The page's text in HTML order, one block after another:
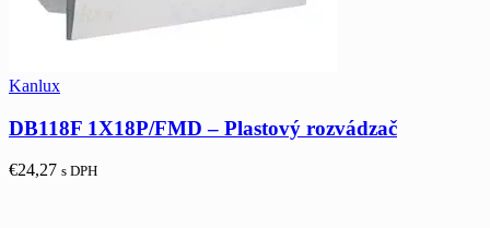
Kanlux
DB118F 1X18P/FMD – Plastový rozvádzač
€24,27 s DPH